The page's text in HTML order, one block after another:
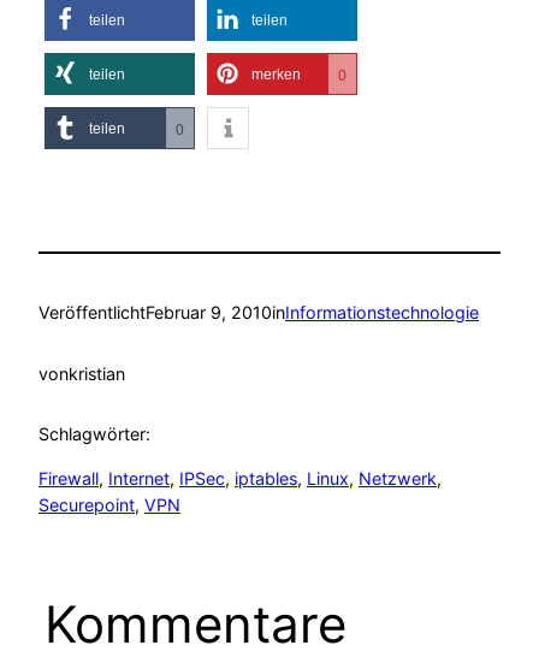
teilen teilen
teilen merken 0
teilen 0
VeröffentlichtFebruar 9, 2010inInformationstechnologie
vonkristian
Schlagwörter:
Firewall, Internet, IPSec, iptables, Linux, Netzwerk
Securepoint, VPN
Kommentare